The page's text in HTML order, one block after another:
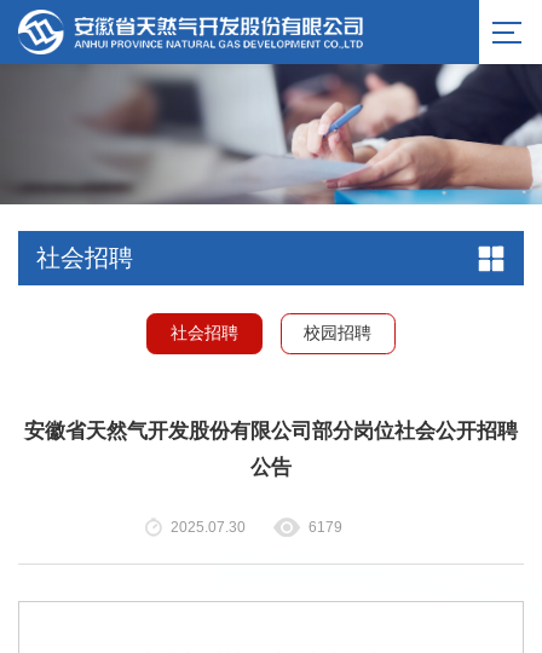
社会招聘
社会招聘 校园招聘
安徽省天然气开发股份有限公司部分岗位社会公开招聘
公告
2025.07.30 6179